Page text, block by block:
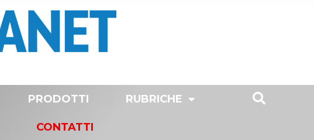
PRODOTTI RUBRICHE
CONTATTI